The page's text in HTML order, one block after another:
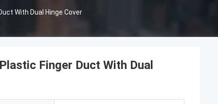
With Dual Hinge Cover
Finger Duct With Dual